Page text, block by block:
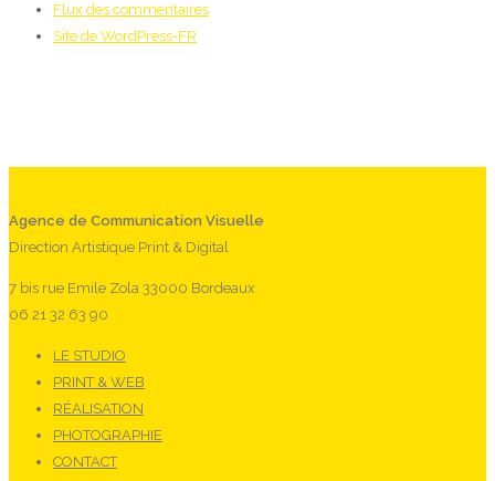
Flux des commentaires
Site de WordPress-FR
Agence de Communication Visuelle
Direction Artistique Print & Digital
7 bis rue Emile Zola 33000 Bordeaux
06 21 32 63 90
LE STUDIO
PRINT & WEB
RÉALISATION
PHOTOGRAPHIE
CONTACT